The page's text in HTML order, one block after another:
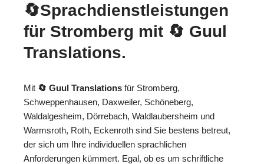
🔄Sprachdienstleistungen
für Stromberg mit 🔄 Guul
Translations.
Mit 🔄 Guul Translations für Stromberg,
Schweppenhausen, Daxweiler, Schöneberg,
Waldalgesheim, Dörrebach, Waldlaubersheim und
Warmsroth, Roth, Eckenroth sind Sie bestens betreut,
der sich um Ihre individuellen sprachlichen
Anforderungen kümmert. Egal, ob es um schriftliche